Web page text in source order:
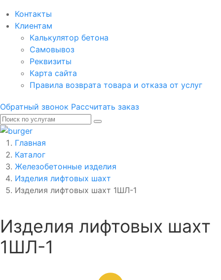
Контакты
Клиентам
Калькулятор бетона
Самовывоз
Реквизиты
Карта сайта
Правила возврата товара и отказа от услуг
Обратный звонок Рассчитать заказ
Главная
Каталог
Железобетонные изделия
Изделия лифтовых шахт
Изделия лифтовых шахт 1ШЛ-1
Изделия лифтовых шахт
1ШЛ-1